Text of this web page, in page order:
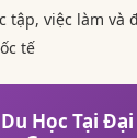
tập, việc làm
tế
Học Tại Đại